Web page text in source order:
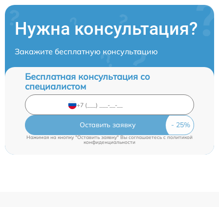
Нужна консультация?
Закажите бесплатную консультацию
Бесплатная консультация со
специалистом
Оставить заявку
Нажимая на кнопку "Оставить заявку" Вы соглашаетесь c политикой
конфиденциальности